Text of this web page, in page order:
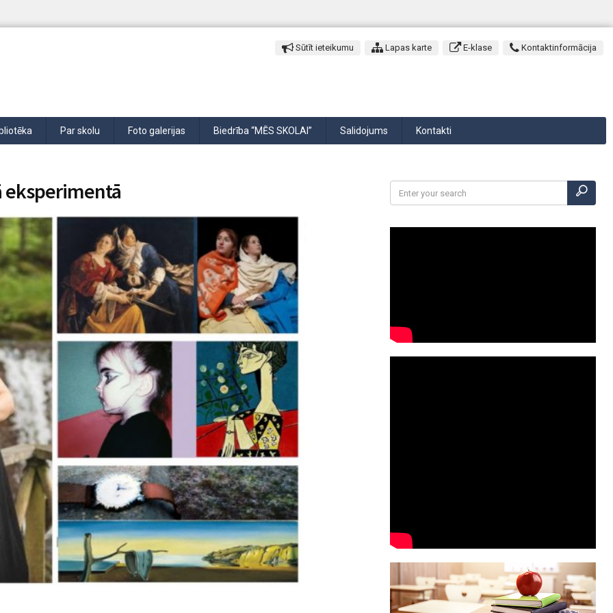
Sūtīt ieteikumu Lapas karte E-klase Kontaktinformācija
Par skolu Foto galerijas Biedrība “MĒS SKOLAI” Salidojums Kontakti
eksperimentā